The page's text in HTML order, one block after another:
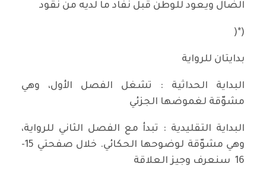
الضال ويعود للوطن قبل نفاد ما لديه من نقود
(*(
بدايتان للرواية
البداية الحداثية : تشغل الفصل الأول، وهي
مشوّقة لغموضها الجزئي
البداية التقليدية : تبدأ مع الفصل الثاني للرواية،
وهي مشوّقة لوضوحها الحكائي. خلال صفحتي 15-
16 سنعرف وجيز العلاقة